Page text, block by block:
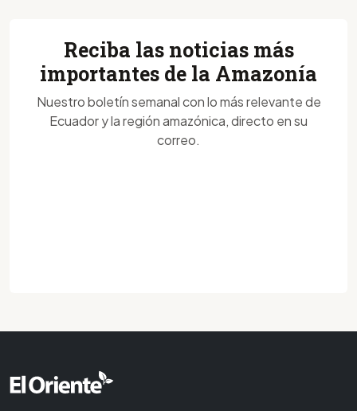
Reciba las noticias más
importantes de la Amazonía
Nuestro boletín semanal con lo más relevante de
Ecuador y la región amazónica, directo en su
correo.